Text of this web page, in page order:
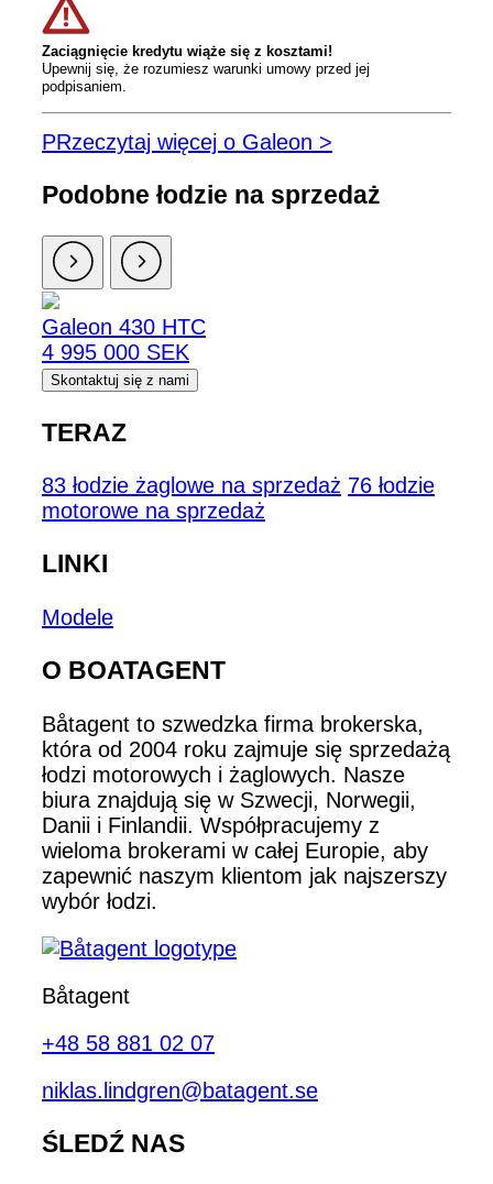
Zaciągnięcie kredytu wiąże się z kosztami!
Upewnij się, że rozumiesz warunki umowy przed jej
podpisaniem.
PRzeczytaj więcej o Galeon >
Podobne łodzie na sprzedaż
Galeon 430 HTC
4 995 000 SEK
Skontaktuj się z nami
TERAZ
83 łodzie żaglowe na sprzedaż 76 łodzie
motorowe na sprzedaż
LINKI
Modele
O BOATAGENT
Båtagent to szwedzka firma brokerska,
która od 2004 roku zajmuje się sprzedażą
łodzi motorowych i żaglowych. Nasze
biura znajdują się w Szwecji, Norwegii,
Danii i Finlandii. Współpracujemy z
wieloma brokerami w całej Europie, aby
zapewnić naszym klientom jak najszerszy
wybór łodzi.
Båtagent
+48 58 881 02 07
niklas.lindgren@batagent.se
ŚLEDŹ NAS